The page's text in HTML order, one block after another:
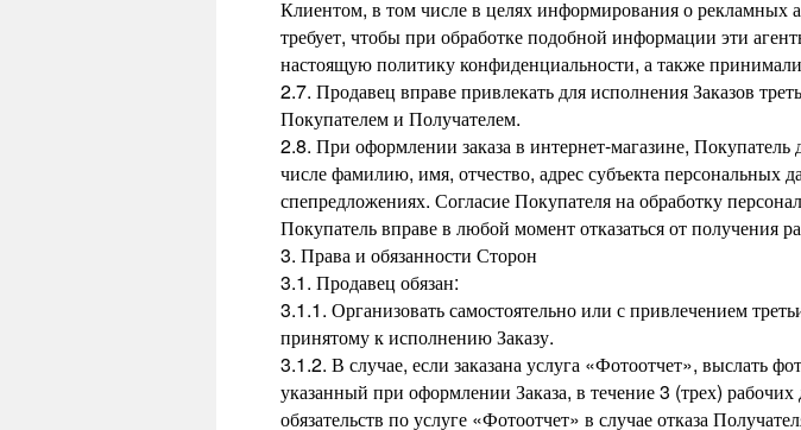
Клиентом, в том числе в целях информирования о рекламных
требует, чтобы при обработке подобной информации эти
настоящую политику конфиденциальности, а также
2.7. Продавец вправе привлекать для исполнения Заказов
Покупателем и Получателем.
2.8. При оформлении заказа в интернет-магазине,
числе фамилию, имя, отчество, адрес субъекта
спепредложениях. Согласие Покупателя на обработку
Покупатель вправе в любой момент отказаться от получения
3. Права и обязанности Сторон
3.1. Продавец обязан:
3.1.1. Организовать самостоятельно или с привлечением
принятому к исполнению Заказу.
3.1.2. В случае, если заказана услуга «Фотоотчет», выслать
указанный при оформлении Заказа, в течение 3 (трех)
обязательств по услуге «Фотоотчет» в случае отказа